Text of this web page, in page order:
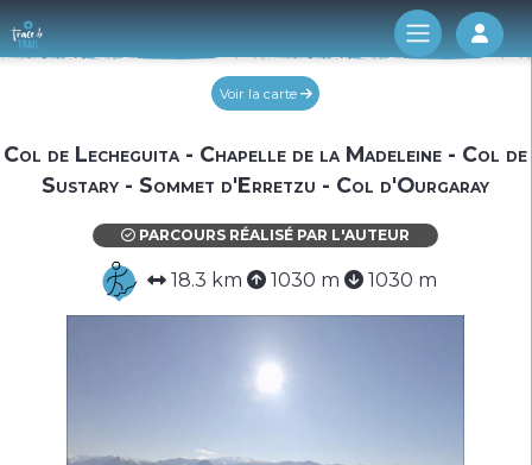
Log
Voir la carte
Col de Lecheguita - Chapelle de la Madeleine - Col de
Sustary - Sommet d'Erretzu - Col d'Ourgaray
PARCOURS RÉALISÉ PAR L'AUTEUR
18.3 km 1030 m 1030 m